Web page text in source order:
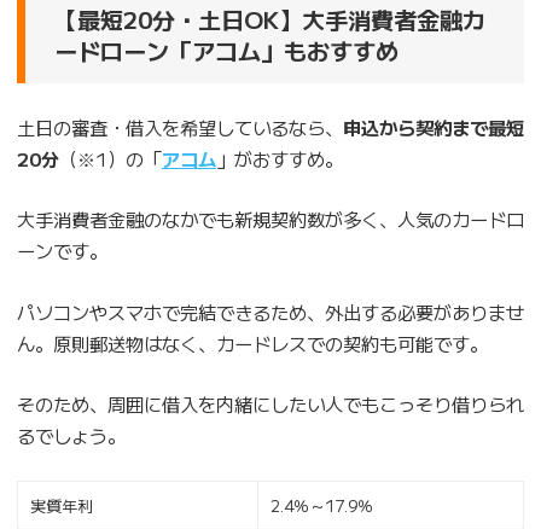
【最短20分・土日OK】大手消費者金融カ
ードローン「アコム」もおすすめ
土日の審査・借入を希望しているなら、 申込から契約まで最短
20分（※1）の「アコム」がおすすめ。
大手消費者金融のなかでも新規契約数が多く、人気のカードロ
ーンです。
パソコンやスマホで完結できるため、外出する必要がありませ
ん。原則郵送物はなく、カードレスでの契約も可能です。
そのため、周囲に借入を内緒にしたい人でもこっそり借りられ
るでしょう。
実質年利 2.4％～17.9％